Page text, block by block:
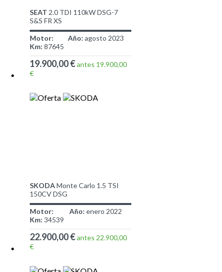
SEAT 2.0 TDI 110kW DSG-7
S&S FR XS
Motor: Año: agosto 2023
Km: 87645
19.900,00 €antes 19.900,00
€
SKODAMonte Carlo 1.5 TSI
150CV DSG
Motor: Año: enero 2022
Km: 34539
22.900,00 €antes 22.900,00
€